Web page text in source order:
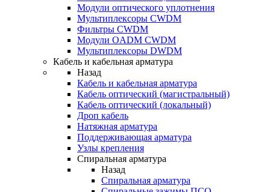
Модули оптического уплотнения
Мультиплексоры CWDM
Фильтры CWDM
Модули OADM CWDM
Мультиплексоры DWDM
Кабель и кабельная арматура
Назад
Кабель и кабельная арматура
Кабель оптический (магистральный)
Кабель оптический (локальный)
Дроп кабель
Натяжная арматура
Поддерживающая арматура
Узлы крепления
Спиральная арматура
Назад
Спиральная арматура